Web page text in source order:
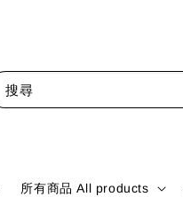
搜尋
所有商品 All products